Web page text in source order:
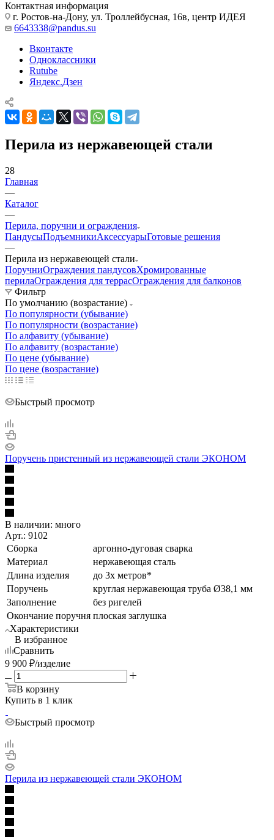
Контактная информация
г. Ростов-на-Дону, ул. Троллейбусная, 16в, центр ИДЕЯ
6643338@pandus.su
Вконтакте
Одноклассники
Rutube
Яндекс.Дзен
Перила из нержавеющей стали
28
Главная
—
Каталог
—
Перила, поручни и ограждения
ПандусыПодъемникиАксессуарыГотовые решения
—
Перила из нержавеющей стали
ПоручниОграждения пандусовХромированные
перилаОграждения для террасОграждения для балконов
Фильтр
По умолчанию (возрастание)
По популярности (убывание)
По популярности (возрастание)
По алфавиту (убывание)
По алфавиту (возрастание)
По цене (убывание)
По цене (возрастание)
Быстрый просмотр
Поручень пристенный из нержавеющей стали ЭКОНОМ
В наличии: много
Арт.: 9102
Сборка
аргонно-дуговая сварка
Материал
нержавеющая сталь
Длина изделия
до 3х метров*
Поручень
круглая нержавеющая труба Ø38,1 мм
Заполнение
без ригелей
Окончание поручня плоская заглушка
Характеристики
В избранное
Сравнить
9 900 ₽/изделие
В корзину
Купить в 1 клик
Быстрый просмотр
Перила из нержавеющей стали ЭКОНОМ